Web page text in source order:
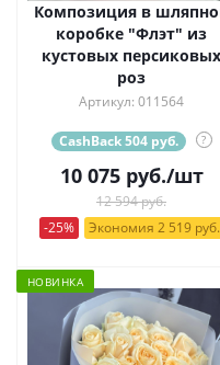
Композиция в
коробке "Флэт" из
кустовых персиковых
роз
Артикул: 011564
CashBack 504 руб. ?
10 075руб./шт
12 594 руб.
-25%
Экономия 2 519 руб.
НОВИНКА